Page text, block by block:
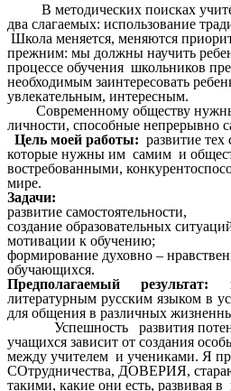
В методических поисках
два слагаемых: использование
Школа меняется, меняются
прежним: мы должны научить
процессе обучения школьников
необходимым заинтересовать
увлекательным, интересным.
Современному обществу нужны
личности, способные непрерывно
Цель моей работы: развитие
которые нужны им самим и
востребованными,
мире.
Задачи:
развитие самостоятельности,
создание образовательных
мотивации к обучению;
формирование духовно –
обучающихся.
Предполагаемый результат:
литературным русским языком в
для общения в различных
Успешность развития
учащихся зависит от создания
между учителем и учениками. Я
СОтрудничества, ДОВЕРИЯ,
такими, какие они есть, развивая